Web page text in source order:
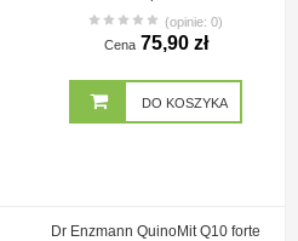
(opinie: 0)
Cena 75,90 zł
DO KOSZYKA
Dr Enzmann QuinoMit Q10 forte